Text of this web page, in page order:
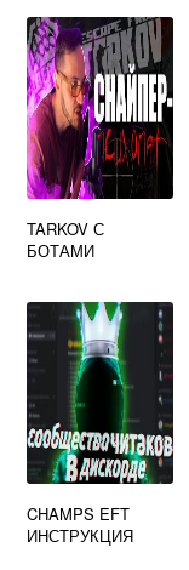
TARKOV С
БОТАМИ
CHAMPS EFT
ИНСТРУКЦИЯ